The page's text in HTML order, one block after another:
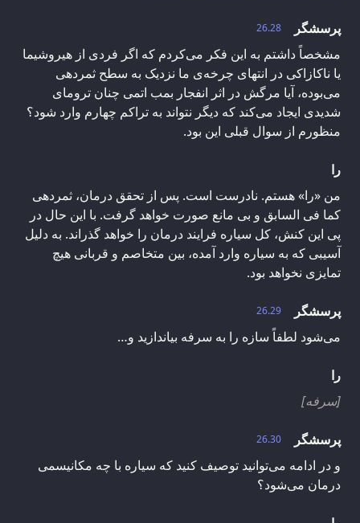
26.28
پرسشگر
مشخصاً داشتم به این فکر می‌کردم که اگر فردی از هیروشیما
یا ناکازاکی در انتهای چرخه‌ی ما نزدیک به سطح ثمردهی
می‌بوده، آیا مرگش در اثر انفجار بمب اتمی چنان ترومای
شدیدی ایجاد می‌کند که دیگر نتواند به تراکم چهارم وارد شود؟
منظورم از سوال قبلی این بود.
را
من «را» هستم. نادرست است. پس از تحقق درمان، ثمردهی
کما فی السابق و بی مانع صورت خواهد گرفت. با این حال در
پی این کنش، کل سیاره فرایند درمان را خواهد گذراند. به دلیل
آسیبی که به سیاره وارد آمده، بین متخاصم و قربانی هیچ
تمایزی نخواهد بود.
26.29
پرسشگر
می‌شود لطفاً سازه را به سرفه بیاندازید و…
را
[سرفه]
26.30
پرسشگر
و در ادامه می‌توانید توصیف کنید که سیاره با چه مکانیسمی
درمان می‌شود؟